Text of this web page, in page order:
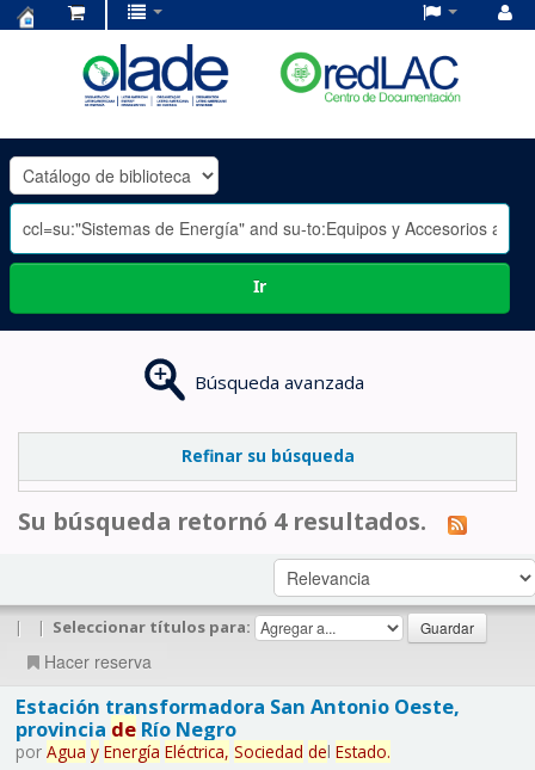
OLADE
-
Ir
Búsqueda avanzada
Refinar su búsqueda
Su búsqueda retornó 4 resultados.
| | Seleccionar títulos para:
Hacer reserva
Estación transformadora San Antonio Oeste,
provincia deRío Negro
por Agua y Energía Eléctrica, Sociedad del Estado.